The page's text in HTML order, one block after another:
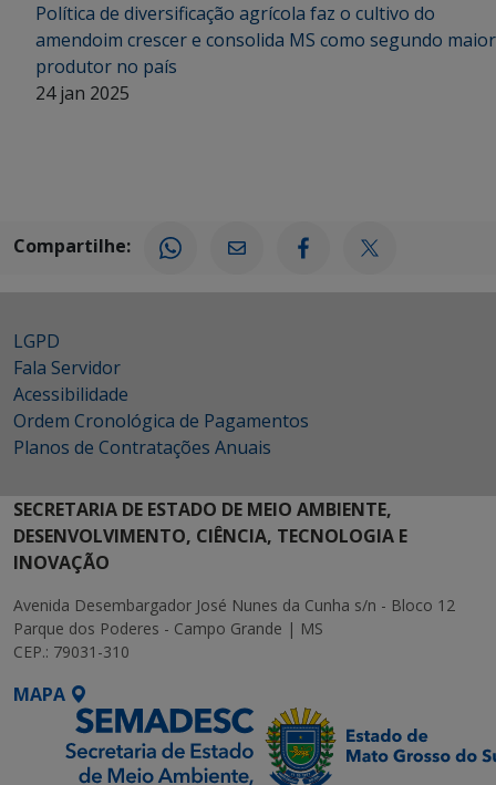
Política de diversificação agrícola faz o cultivo do
amendoim crescer e consolida MS como segundo maior
produtor no país
24 jan 2025
Compartilhe:
LGPD
Fala Servidor
Acessibilidade
Ordem Cronológica de Pagamentos
Planos de Contratações Anuais
SECRETARIA DE ESTADO DE MEIO AMBIENTE,
DESENVOLVIMENTO, CIÊNCIA, TECNOLOGIA E
INOVAÇÃO
Avenida Desembargador José Nunes da Cunha s/n - Bloco 12
Parque dos Poderes - Campo Grande | MS
CEP.: 79031-310
MAPA